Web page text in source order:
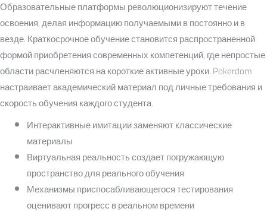
Образовательные платформы революционизируют течение
освоения, делая информацию получаемыми в постоянно и в
везде. Краткосрочное обучение становится распространенной
формой приобретения современных компетенций, где непростые
области расчленяются на короткие активные уроки. Pokerdom
настраивает академический материал под личные требования и
скорость обучения каждого студента.
Интерактивные имитации заменяют классические
материалы
Виртуальная реальность создает погружающую
пространство для реального обучения
Механизмы приспосабливающегося тестирования
оценивают прогресс в реальном времени